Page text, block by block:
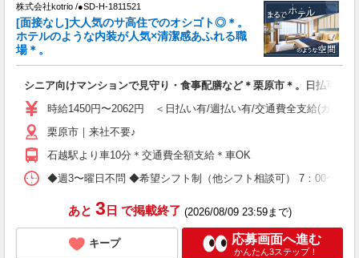
株式会社kotrio /●SD-H-1811521
[面接なし]大人気のサ高住でのオシゴト◎＊。
ホテルのような内装が人気×清潔感あふれる職
場＊。
シニア向けマンションで見守り・食事配膳など＊栗原市＊。日払可
時給1450円〜2062円 ＜日払い有/週払い有/交通費全支給(ガソリ
栗原市｜来社不要♪
石越駅より車10分＊交通費全額支給＊車OK
◆週3〜曜日不問 ◆希望シフト制（他シフト相談可） 7：00〜
あと 3 日 で掲載終了 (2026/08/09 23:59まで)
キープ 応募画面へ進む
かんたん3ステップ！